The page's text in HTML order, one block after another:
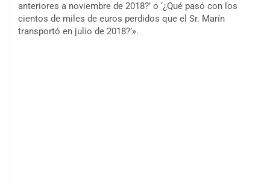
anteriores a noviembre de 2018?’ o ‘¿Qué pasó con los
cientos de miles de euros perdidos que el Sr. Marín
transportó en julio de 2018?’».